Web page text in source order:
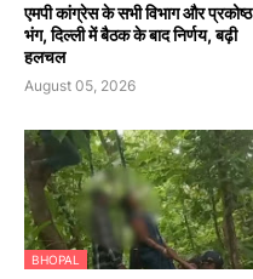
एमपी कांग्रेस के सभी विभाग और प्रकोष्ठ
भंग, दिल्ली में बैठक के बाद निर्णय, बढ़ी
हलचल
August 05, 2026
BHOPAL